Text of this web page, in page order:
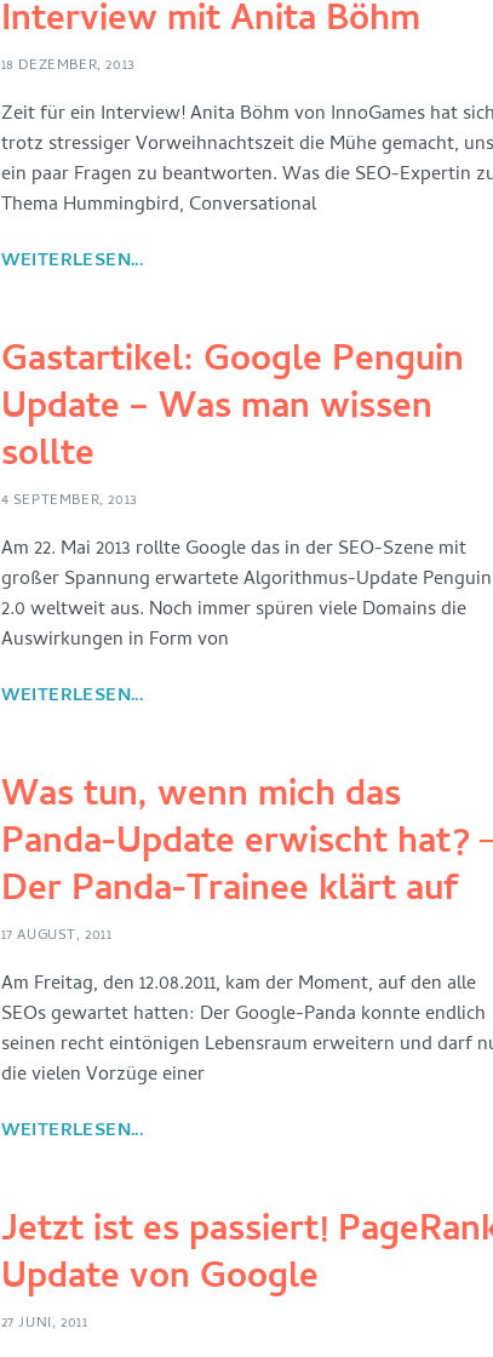
Interview mit Anita Böhm
18 DEZEMBER, 2013
Zeit für ein Interview! Anita Böhm von InnoGames hat sich
trotz stressiger Vorweihnachtszeit die Mühe gemacht, uns
ein paar Fragen zu beantworten. Was die SEO-Expertin
Thema Hummingbird, Conversational
WEITERLESEN...
Gastartikel: Google Penguin
Update – Was man wissen
sollte
4 SEPTEMBER, 2013
Am 22. Mai 2013 rollte Google das in der SEO-Szene mit
großer Spannung erwartete Algorithmus-Update Penguin
2.0 weltweit aus. Noch immer spüren viele Domains die
Auswirkungen in Form von
WEITERLESEN...
Was tun, wenn mich das
Panda-Update erwischt hat?
Der Panda-Trainee klärt auf
17 AUGUST, 2011
Am Freitag, den 12.08.2011, kam der Moment, auf den alle
SEOs gewartet hatten: Der Google-Panda konnte endlich
seinen recht eintönigen Lebensraum erweitern und darf
die vielen Vorzüge einer
WEITERLESEN...
Jetzt ist es passiert!
Update von Google
27 JUNI, 2011